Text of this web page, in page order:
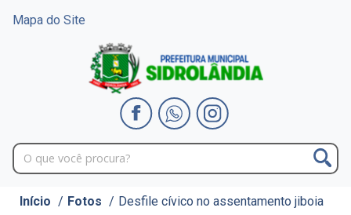
Mapa do Site
Início / Fotos / Desfile cívico no assentamento jiboia